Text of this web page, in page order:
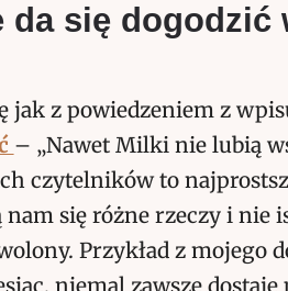
da się
jak z powiedzeniem z
– „Nawet Milki nie lubią
czytelników to
nam się różne rzeczy i nie
Przykład z mojego
niemal zawsze